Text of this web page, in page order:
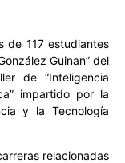
de 117 estudiantes
Guinan” del
de “Inteligencia
impartido por la
y la Tecnología
relacionadas